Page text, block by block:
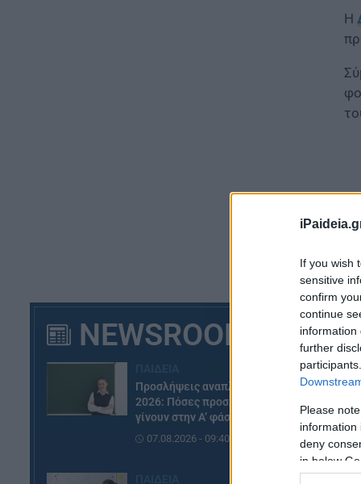
If you wish
sensitive
confirm
continue
information
further
Please
information
deny
in below
NEWSROOM
Προσλήψεις αναπληρωτών
2026: Πόσες προσλήψεις θα
γίνουν στην Α’ φάση
07.08.2026 - 09:40
Η
Η